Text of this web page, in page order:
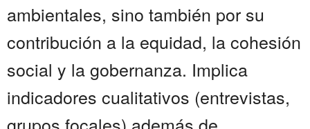
ambientales, sino también por su
contribución a la equidad, la cohesión
social y la gobernanza. Implica
indicadores cualitativos (entrevistas,